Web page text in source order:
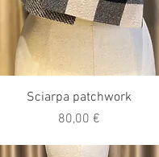
Vista rapida
Sciarpa patchwork
Prezzo
80,00 €